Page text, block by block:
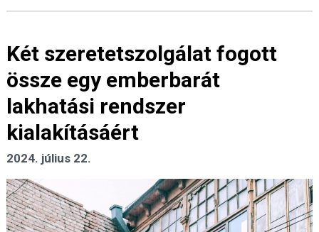
Két szeretetszolgálat fogott
össze egy emberbarát
lakhatási rendszer
kialakításáért
2024. július 22.